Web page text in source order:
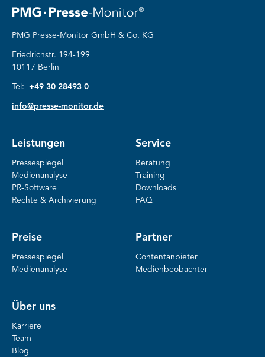
PMG Presse-Monitor GmbH & Co. KG
Friedrichstr. 194-199
10117 Berlin
Tel: +49 30 28493 0
info@presse-monitor.de
Leistungen
Pressespiegel
Medienanalyse
PR-Software
Rechte & Archivierung
Service
Beratung
Training
Downloads
FAQ
Preise
Pressespiegel
Medienanalyse
Partner
Contentanbieter
Medienbeobachter
Über uns
Karriere
Team
Blog